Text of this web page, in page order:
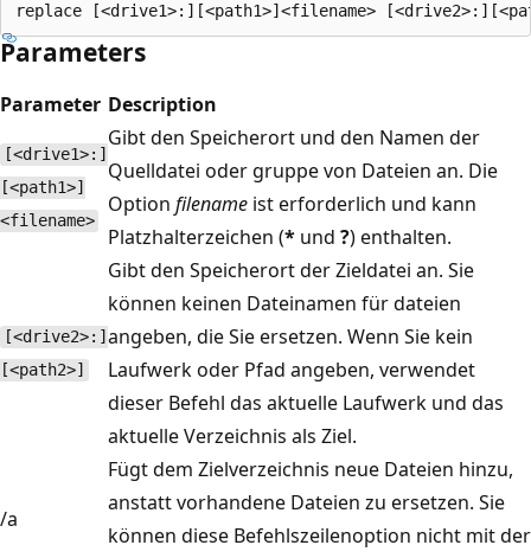
Parameters
Parameter Description
[<drive1>:]
[<path1>]
<filename>
Gibt den Speicherort und den Namen der
Quelldatei oder gruppe von Dateien an. Die
Option filename ist erforderlich und kann
Platzhalterzeichen (* und ?) enthalten.
[<drive2>:]
[<path2>]
Gibt den Speicherort der Zieldatei an. Sie
können keinen Dateinamen für dateien
angeben, die Sie ersetzen. Wenn Sie kein
Laufwerk oder Pfad angeben, verwendet
dieser Befehl das aktuelle Laufwerk und das
aktuelle Verzeichnis als Ziel.
/a
Fügt dem Zielverzeichnis neue Dateien hinzu,
anstatt vorhandene Dateien zu ersetzen. Sie
können diese Befehlszeilenoption nicht mit der